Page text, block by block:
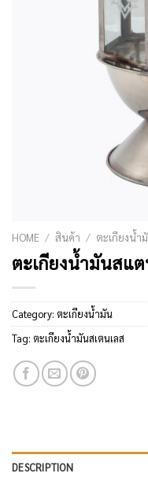
HOME / สินค้า / ตะเกียงน้ำ
ตะเกียงน้ำมันสแ
Category: ตะเกียงน้ำมัน
Tag: ตะเกียงน้ำมันสเตนเลส
DESCRIPTION